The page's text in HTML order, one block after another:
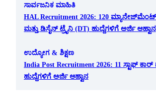
ಸಾರ್ವಜನಿಕ ಮಾಹಿತಿ
HAL Recruitment 2026: 120 ಮ್ಯಾನೇಜ್‌ಮೆಂಟ್
ಮತ್ತು ಡಿಸೈನ್ ಟ್ರೈನಿ (DT) ಹುದ್ದೆಗಳಿಗೆ ಅರ್ಜಿ ಆಹ್ವಾನ
ಉದ್ಯೋಗ & ಶಿಕ್ಷಣ
India Post Recruitment 2026: 11 ಸ್ಟಾಫ್
ಹುದ್ದೆಗಳಿಗೆ ಅರ್ಜಿ ಆಹ್ವಾನ